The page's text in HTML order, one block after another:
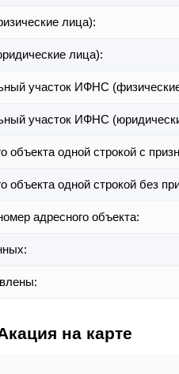
лица):
лица):
участок ИФНС
участок ИФНС
объекта одной строкой с
объекта одной строкой без
адресного объекта:
на карте